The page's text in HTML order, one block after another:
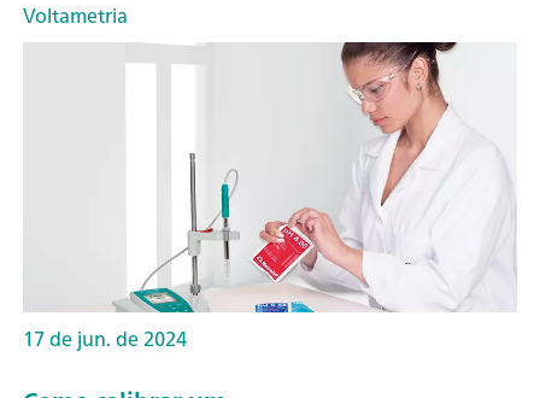
Voltametria
17 de jun. de 2024